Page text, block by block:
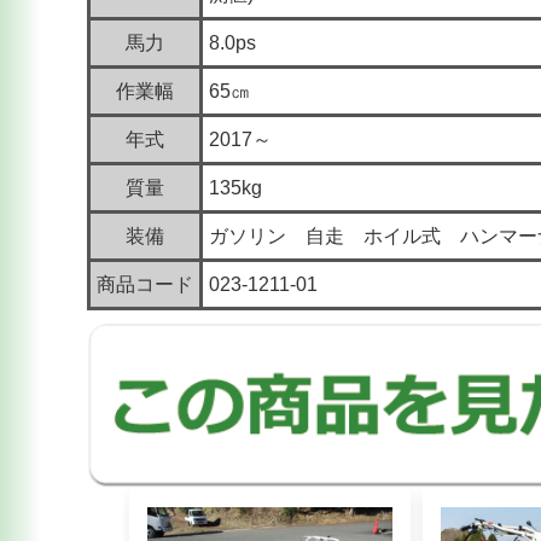
馬力 8.0ps
作業幅 65㎝
年式 2017～
質量 135kg
装備 ガソリン 自走 ホイル式 ハンマー
商品コード 023-1211-01